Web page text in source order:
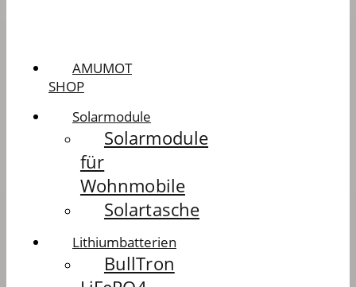
AMUMOT
SHOP
Solarmodule
Solarmodule
für
Wohnmobile
Solartasche
Lithiumbatterien
BullTron